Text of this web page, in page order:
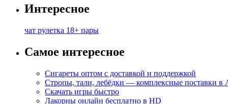
Интересное
чат рулетка 18+ пары
Самое интересное
Сигареты оптом с доставкой и поддержкой
Стропы, тали, лебёдки — комплексные поставки в
Скачать игры быстро
Лакорны онлайн бесплатно в HD